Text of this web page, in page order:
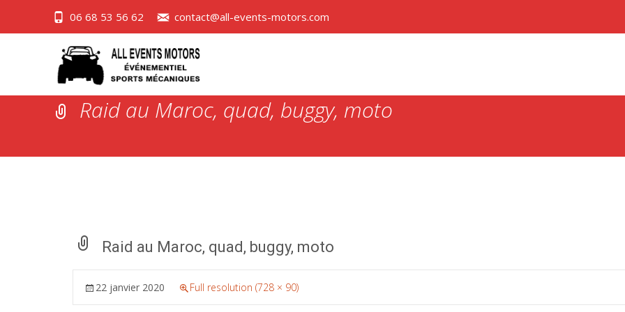
06 68 53 56 62 contact@all-events-motors.com
Raid au Maroc, quad, buggy, moto
Raid au Maroc, quad, buggy, moto
22 janvier 2020 Full resolution (728 × 90)